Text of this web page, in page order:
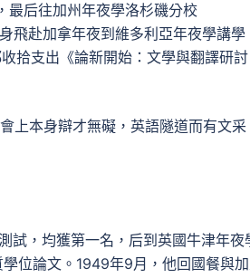
最后往加州年夜學洛杉磯分校
飛赴加拿年夜到維多利亞年夜學講學
拾支出《論新開始：文學與翻譯研討
上本身辯才無礙，英語隧道而有文采
試，均獲第一名，后到英國牛津年夜
位論文。1949年9月，他回國餐與